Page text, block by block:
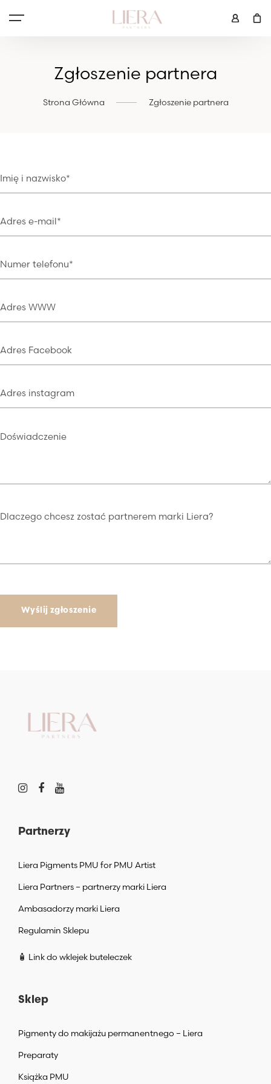
Zgłoszenie partnera
Strona Główna Zgłoszenie partnera
field
Partnerzy
Liera Pigments PMU for PMU Artist
Liera Partners – partnerzy marki Liera
Ambasadorzy marki Liera
Regulamin Sklepu
🧴 Link do wklejek buteleczek
Sklep
Pigmenty do makijażu permanentnego – Liera
Preparaty
Książka PMU